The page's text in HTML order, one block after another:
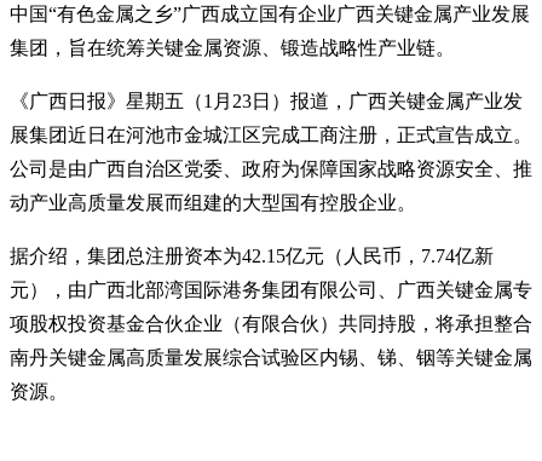
中国“有色金属之乡”广西成立国有企业广西关键金属产业发展
集团，旨在统筹关键金属资源、锻造战略性产业链。
《广西日报》星期五（1月23日）报道，广西关键金属产业发
展集团近日在河池市金城江区完成工商注册，正式宣告成立。
公司是由广西自治区党委、政府为保障国家战略资源安全、推
动产业高质量发展而组建的大型国有控股企业。
据介绍，集团总注册资本为42.15亿元（人民币，7.74亿新
元），由广西北部湾国际港务集团有限公司、广西关键金属专
项股权投资基金合伙企业（有限合伙）共同持股，将承担整合
南丹关键金属高质量发展综合试验区内锡、锑、铟等关键金属
资源。